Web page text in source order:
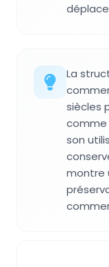
La
siècles
comme
son
montre